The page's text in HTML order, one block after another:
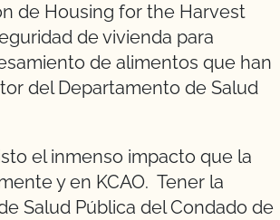
de Housing for the Harvest
de vivienda para
de alimentos que han
del Departamento de Salud
el inmenso impacto que la
y en KCAO. Tener la
Salud Pública del Condado de